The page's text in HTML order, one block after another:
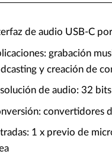
de audio USB-C
grabación
y creación de
de audio: 32
convertidores
1 x previo de